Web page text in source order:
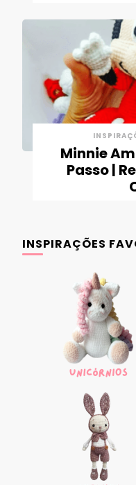
Minnie
Passo |
INSPIRAÇÕES